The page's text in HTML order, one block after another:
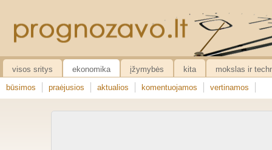
visos sritys ekonomika įžymybės kita
mokslas ir
būsimos
praėjusios aktualios komentuojamos vertinamos